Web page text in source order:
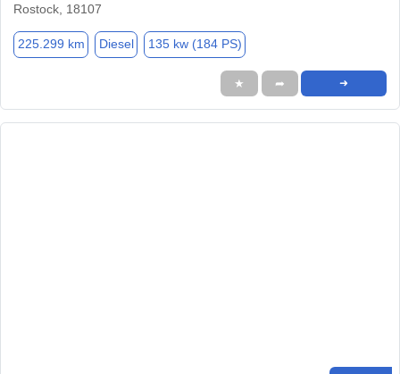
Rostock, 18107
225.299 km Diesel 135 kw (184 PS)
★ ➦ ➜